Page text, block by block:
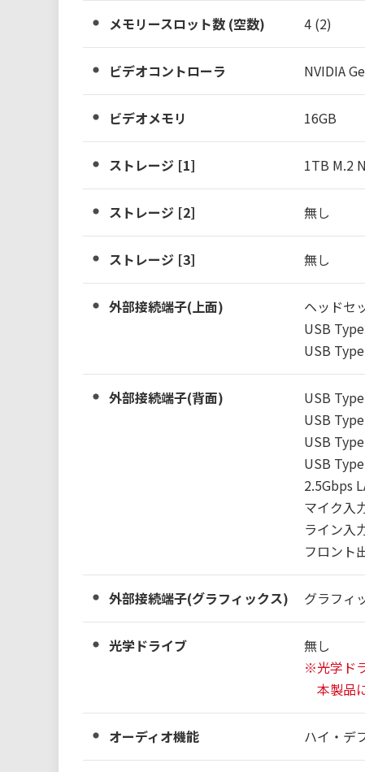
メモリースロット数 (空数) 4 (2)
ビデオコントローラ NVIDIA
ビデオメモリ 16GB
ストレージ [1] 1TB M.2
ストレージ [2] 無し
ストレージ [3] 無し
外部接続端子(上面)
ヘッドセ
USB
USB
外部接続端子(背面)
USB
USB
USB
USB
2.5Gbps
マイク入
ライン入
フロント
外部接続端子(グラフィックス) グラフィ
光学ドライブ
無し
※光学ド
本製品
オーディオ機能 ハイ・デ